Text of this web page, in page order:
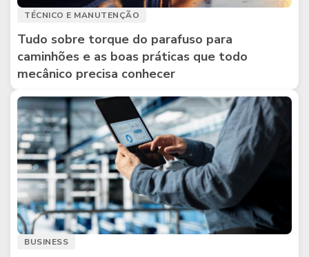
TÉCNICO E MANUTENÇÃO
Tudo sobre torque do parafuso para
caminhões e as boas práticas que todo
mecânico precisa conhecer
BUSINESS